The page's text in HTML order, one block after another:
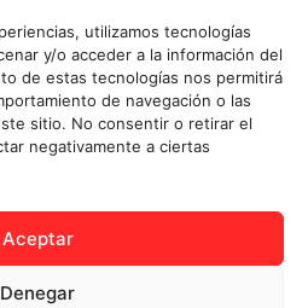
utilizamos tecnologías
y/o acceder a la información del
de estas tecnologías nos permitirá
de navegación o las
sitio. No consentir o retirar el
negativamente a ciertas
Aceptar
Denegar